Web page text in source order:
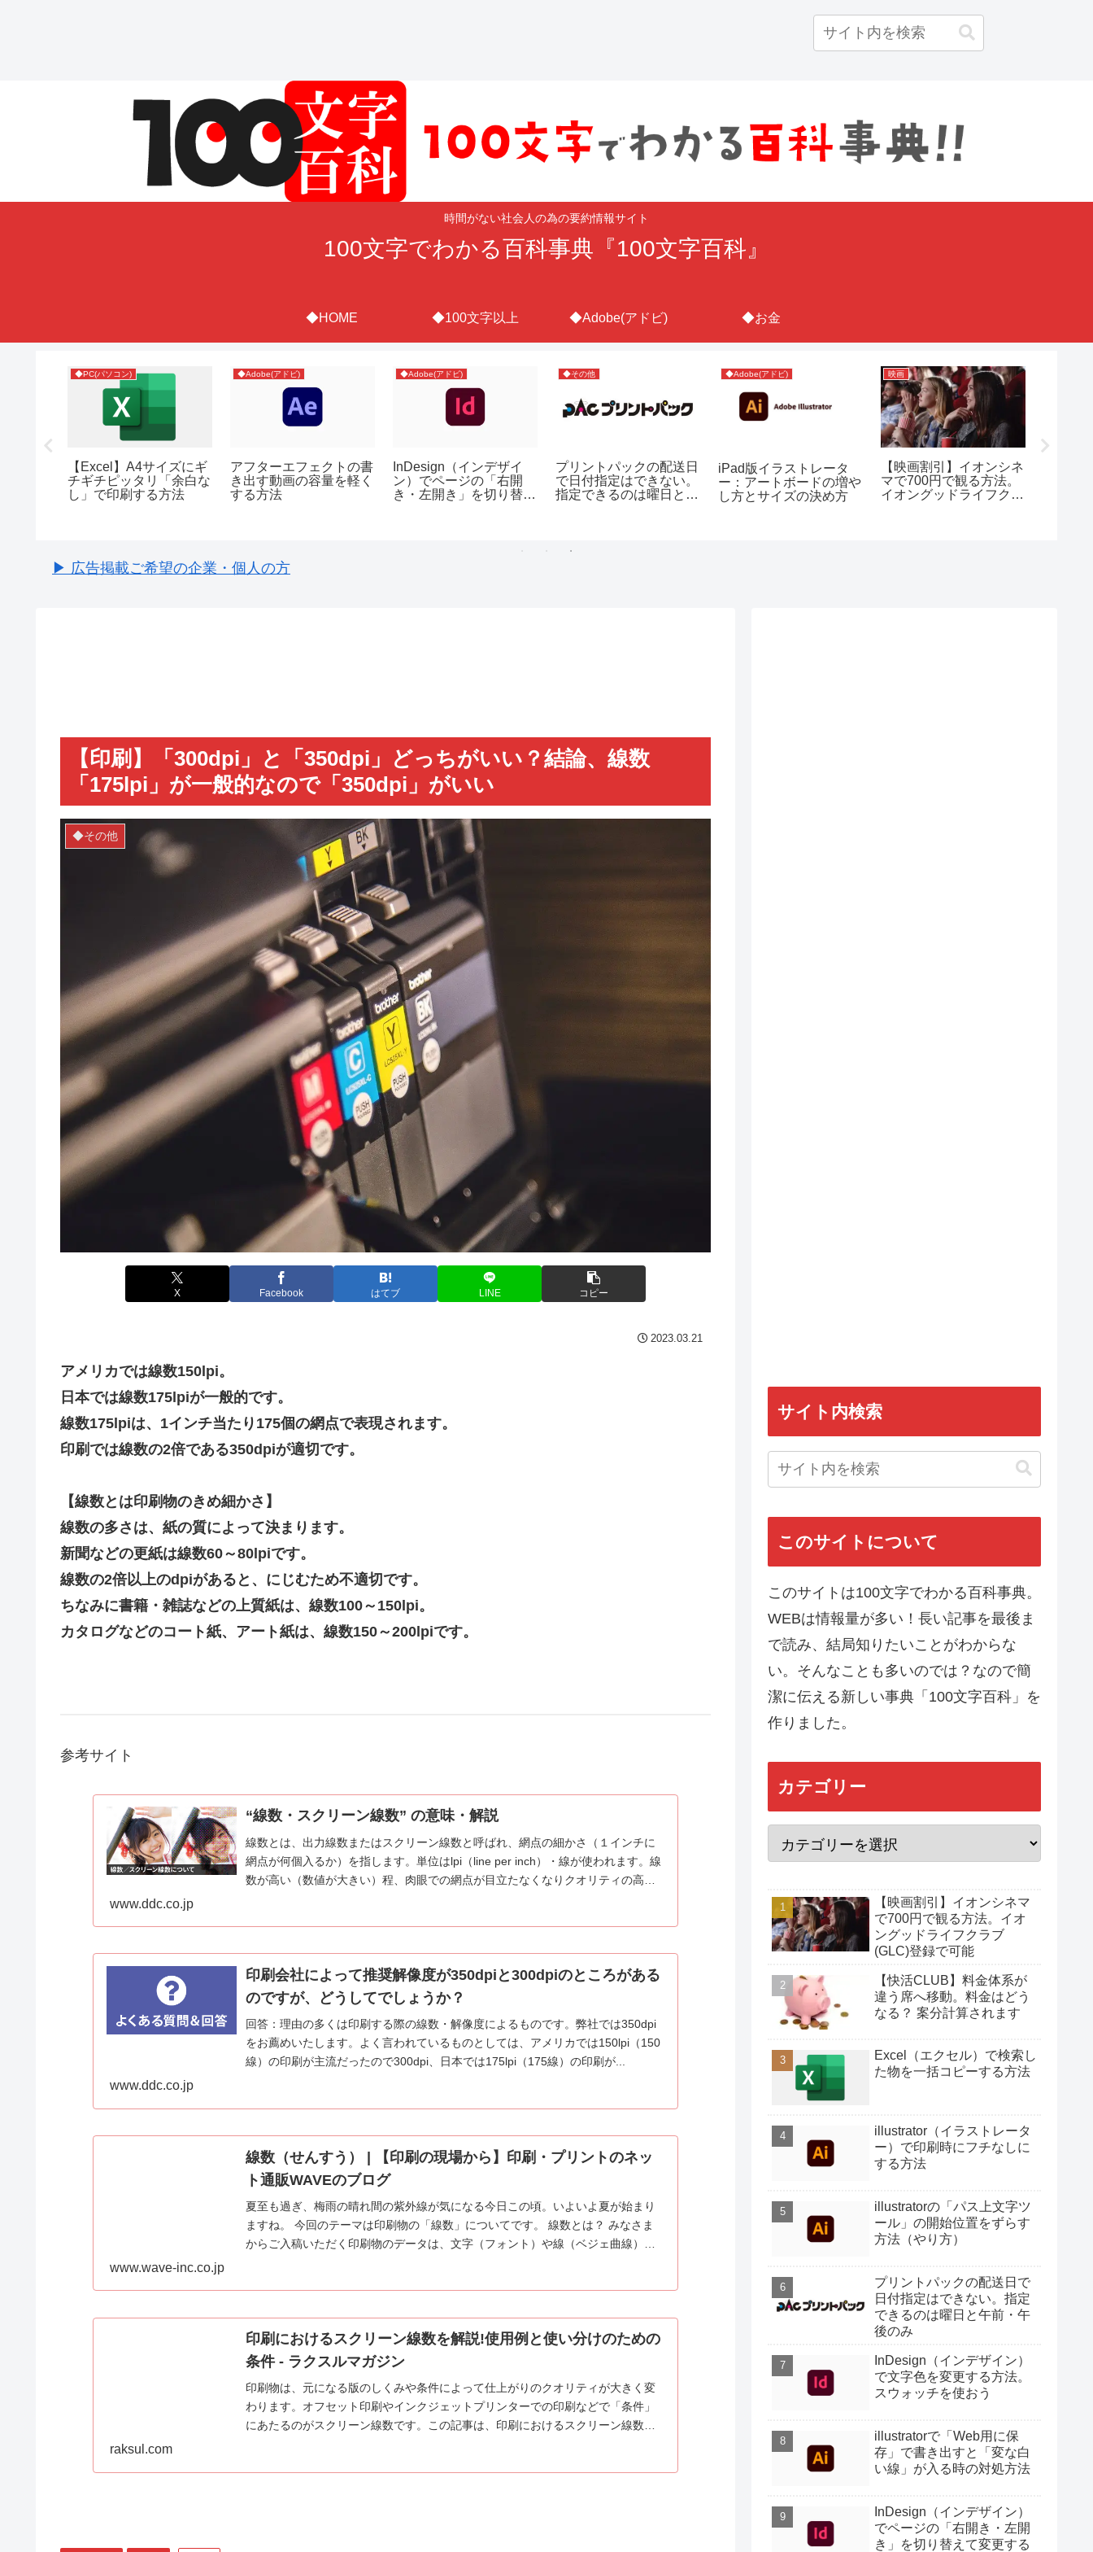
時間がない社会人の為の要約情報サイト
100文字でわかる百科事典『100文字百科』
◆HOME ◆100文字以上 ◆Adobe(アドビ) ◆お金
◆PC(パソコン)
【Excel】A4サイズにギ
チギチピッタリ「余白な
し」で印刷する方法
◆Adobe(アドビ)
アフターエフェクトの書
き出す動画の容量を軽く
する方法
◆Adobe(アドビ)
InDesign（インデザイ
ン）でページの「右開
き・左開き」を切り替え
◆その他
プリントパックの配送日
で日付指定はできない。
指定できるのは曜日と午
◆Adobe(アドビ)
iPad版イラストレータ
ー：アートボードの増や
し方とサイズの決め方
映画
【映画割引】イオンシネ
マで700円で観る方法。
イオングッドライフクラ
▶ 広告掲載ご希望の企業・個人の方
【印刷】「300dpi」と「350dpi」どっちがいい？結論、線数
「175lpi」が一般的なので「350dpi」がいい
◆その他
X Facebook はてブ LINE コピー
2023.03.21
アメリカでは線数150lpi。
日本では線数175lpiが一般的です。
線数175lpiは、1インチ当たり175個の網点で表現されます。
印刷では線数の2倍である350dpiが適切です。
【線数とは印刷物のきめ細かさ 】
線数の多さは、紙の質によって決まります。
新聞などの更紙は線数60～80lpiです。
線数の2倍以上のdpiがあると、にじむため不適切です。
ちなみに書籍・雑誌などの上質紙は、線数100～150lpi。
カタログなどのコート紙、アート紙は、線数150～200lpiです。
参考サイト
“線数・スクリーン線数” の意味・解説
線数とは、出力線数またはスクリーン線数と呼ばれ、網点の細かさ（１インチに
網点が何個入るか）を指します。単位はlpi（line per inch）・線が使われます。線
数が高い（数値が大きい）程、肉眼での網点が目立たなくなりクオリティの高い
www.ddc.co.jp
印刷会社によって推奨解像度が350dpiと300dpiのところがある
のですが、どうしてでしょうか？
回答：理由の多くは印刷する際の線数・解像度によるものです。弊社では350dpi
をお薦めいたします。よく言われているものとしては、アメリカでは150lpi（150
線）の印刷が主流だったので300dpi、日本では175lpi（175線）の印刷が...
www.ddc.co.jp
線数（せんすう） | 【印刷の現場から】印刷・プリントのネッ
ト通販WAVEのブログ
夏至も過ぎ、梅雨の晴れ間の紫外線が気になる今日この頃。いよいよ夏が始まり
ますね。 今回のテーマは印刷物の「線数」についてです。 線数とは？ みなさま
からご入稿いただく印刷物のデータは、文字（フォント）や線（ベジェ曲線）な
www.wave-inc.co.jp
印刷におけるスクリーン線数を解説!使用例と使い分けのための
条件 - ラクスルマガジン
印刷物は、元になる版のしくみや条件によって仕上がりのクオリティが大きく変
わります。オフセット印刷やインクジェットプリンターでの印刷などで「条件」
にあたるのがスクリーン線数です。この記事は、印刷におけるスクリーン線数と
raksul.com
サイト内検索
このサイトについて
このサイトは100文字でわかる百科事典。
WEBは情報量が多い！長い記事を最後ま
で読み、結局知りたいことがわからな
い。そんなことも多いのでは？なので簡
潔に伝える新しい事典「100文字百科」を
作りました。
カテゴリー
【映画割引】イオンシネマ
で700円で観る方法。イオ
ングッドライフクラブ
(GLC)登録で可能
【快活CLUB】料金体系が
違う席へ移動。料金はどう
なる？ 案分計算されます
Excel（エクセル）で検索し
た物を一括コピーする方法
illustrator（イラストレータ
ー）で印刷時にフチなしに
する方法
illustratorの「パス上文字ツ
ール」の開始位置をずらす
方法（やり方）
プリントパックの配送日で
日付指定はできない。指定
できるのは曜日と午前・午
後のみ
InDesign（インデザイン）
で文字色を変更する方法。
スウォッチを使おう
illustratorで「Web用に保
存」で書き出すと「変な白
い線」が入る時の対処方法
InDesign（インデザイン）
でページの「右開き・左開
き」を切り替えて変更する